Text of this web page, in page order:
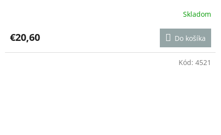
produktu
je
4,7
Skladom
€20,60 Do košíka
Kód: 4521